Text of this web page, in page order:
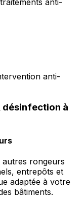
anti-
à
autres rongeurs
entrepôts et
adaptée à votre
bâtiments.